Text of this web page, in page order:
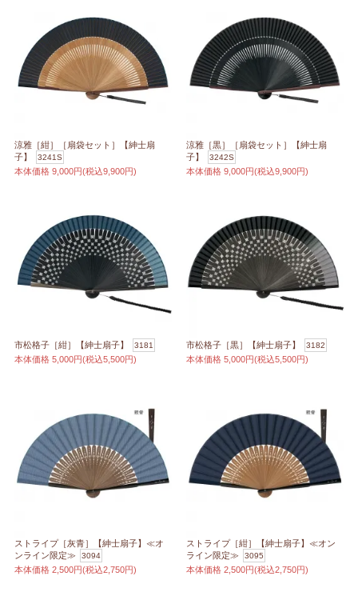
涼雅［紺］［扇袋セット］【紳士扇
子】
3241S
本体価格 9,000円(税込9,900円)
涼雅［黒］［扇袋セット］【紳士扇
子】
3242S
本体価格 9,000円(税込9,900円)
市松格子［紺］【紳士扇子】 3181
本体価格 5,000円(税込5,500円)
市松格子［黒］【紳士扇子】 3182
本体価格 5,000円(税込5,500円)
ストライプ［灰青］【紳士扇子】≪オ
ンライン限定≫
3094
本体価格 2,500円(税込2,750円)
ストライプ［紺］【紳士扇子】≪オン
ライン限定≫
3095
本体価格 2,500円(税込2,750円)